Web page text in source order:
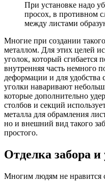
При установке надо
просох, в противном
между листами
Многие при создании
металлом. Для этих целей
уголок, который сгибается
внутренняя часть немного
деформации и для удобства
уголки наваривают
которые дополнительно
столбов и секций
металла для обрамления
но и внешний вид такого
простого.
Отделка забора и
Многим людям не нравится